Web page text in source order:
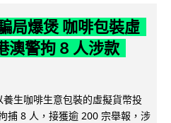
局爆煲 咖啡包裝虛
澳警拘 8 人涉款
生咖啡生意包裝的虛擬貨幣投
捕 8 人，接獲逾 200 宗舉報，涉